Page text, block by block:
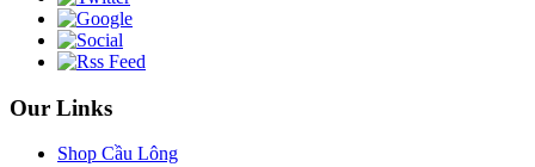
Our Links
Shop Cầu Lông